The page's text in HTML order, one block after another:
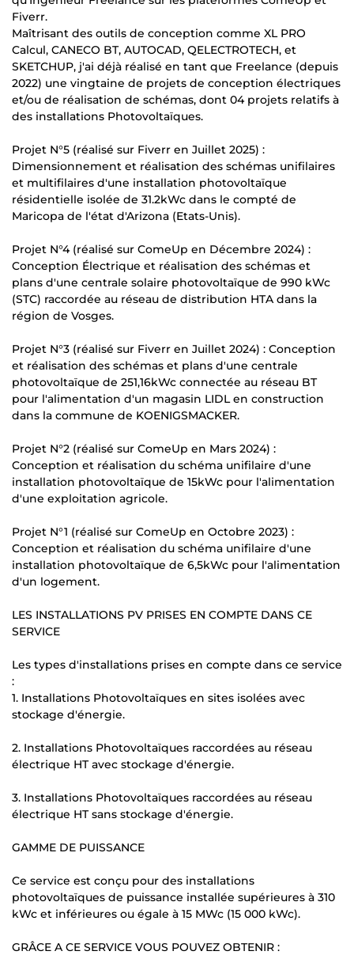
Fiverr.
Maîtrisant des outils de conception comme XL PRO
Calcul, CANECO BT, AUTOCAD, QELECTROTECH, et
SKETCHUP, j'ai déjà réalisé en tant que Freelance (depuis
2022) une vingtaine de projets de conception électriques
et/ou de réalisation de schémas, dont 04 projets relatifs à
des installations Photovoltaïques.
Projet N°5 (réalisé sur Fiverr en Juillet 2025) :
Dimensionnement et réalisation des schémas unifilaires
et multifilaires d'une installation photovoltaïque
résidentielle isolée de 31.2kWc dans le compté de
Maricopa de l'état d'Arizona (Etats-Unis).
Projet N°4 (réalisé sur ComeUp en Décembre 2024) :
Conception Électrique et réalisation des schémas et
plans d'une centrale solaire photovoltaïque de 990 kWc
(STC) raccordée au réseau de distribution HTA dans la
région de Vosges.
Projet N°3 (réalisé sur Fiverr en Juillet 2024) : Conception
et réalisation des schémas et plans d'une centrale
photovoltaïque de 251,16kWc connectée au réseau BT
pour l'alimentation d'un magasin LIDL en construction
dans la commune de KOENIGSMACKER.
Projet N°2 (réalisé sur ComeUp en Mars 2024) :
Conception et réalisation du schéma unifilaire d'une
installation photovoltaïque de 15kWc pour l'alimentation
d'une exploitation agricole.
Projet N°1 (réalisé sur ComeUp en Octobre 2023) :
Conception et réalisation du schéma unifilaire d'une
installation photovoltaïque de 6,5kWc pour l'alimentation
d'un logement.
LES INSTALLATIONS PV PRISES EN COMPTE DANS CE
SERVICE
Les types d'installations prises en compte dans ce service
:
1. Installations Photovoltaïques en sites isolées avec
stockage d'énergie.
2. Installations Photovoltaïques raccordées au réseau
électrique HT avec stockage d'énergie.
3. Installations Photovoltaïques raccordées au réseau
électrique HT sans stockage d'énergie.
GAMME DE PUISSANCE
Ce service est conçu pour des installations
photovoltaïques de puissance installée supérieures à 310
kWc et inférieures ou égale à 15 MWc (15 000 kWc).
GRÂCE A CE SERVICE VOUS POUVEZ OBTENIR :